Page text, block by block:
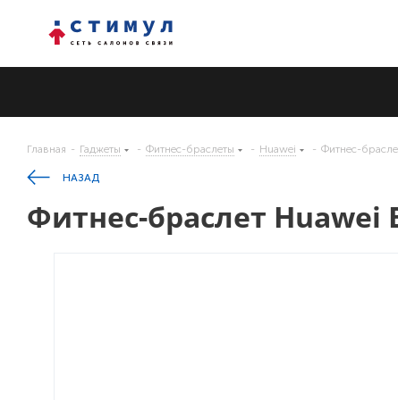
Главная - Гаджеты - Фитнес-браслеты - Huawei - Фитнес-
НАЗАД
Фитнес-браслет Huawei